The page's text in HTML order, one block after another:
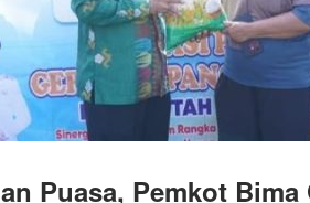
Puasa, Pemkot Bima